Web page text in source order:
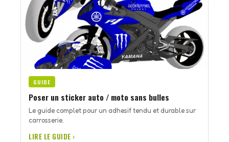
GUIDE
Poser un sticker auto / moto sans bulles
Le guide complet pour un adhesif tendu et durable sur
carrosserie.
LIRE LE GUIDE ›